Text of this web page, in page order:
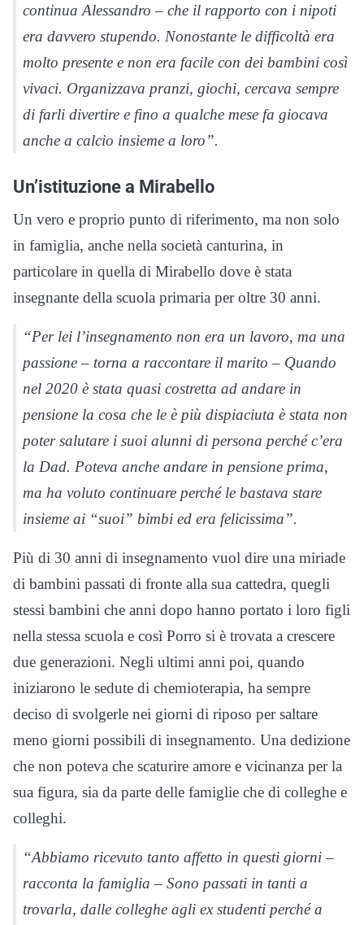
continua Alessandro – che il rapporto con i nipoti
era davvero stupendo. Nonostante le difficoltà era
molto presente e non era facile con dei bambini così
vivaci. Organizzava pranzi, giochi, cercava sempre
di farli divertire e fino a qualche mese fa giocava
anche a calcio insieme a loro”.
Un’istituzione a Mirabello
Un vero e proprio punto di riferimento, ma non solo
in famiglia, anche nella società canturina, in
particolare in quella di Mirabello dove è stata
insegnante della scuola primaria per oltre 30 anni.
“Per lei l’insegnamento non era un lavoro, ma una
passione – torna a raccontare il marito – Quando
nel 2020 è stata quasi costretta ad andare in
pensione la cosa che le è più dispiaciuta è stata non
poter salutare i suoi alunni di persona perché c’era
la Dad. Poteva anche andare in pensione prima,
ma ha voluto continuare perché le bastava stare
insieme ai “suoi” bimbi ed era felicissima”.
Più di 30 anni di insegnamento vuol dire una miriade
di bambini passati di fronte alla sua cattedra, quegli
stessi bambini che anni dopo hanno portato i loro figli
nella stessa scuola e così Porro si è trovata a crescere
due generazioni. Negli ultimi anni poi, quando
iniziarono le sedute di chemioterapia, ha sempre
deciso di svolgerle nei giorni di riposo per saltare
meno giorni possibili di insegnamento. Una dedizione
che non poteva che scaturire amore e vicinanza per la
sua figura, sia da parte delle famiglie che di colleghe e
colleghi.
“Abbiamo ricevuto tanto affetto in questi giorni –
racconta la famiglia – Sono passati in tanti a
trovarla, dalle colleghe agli ex studenti perché a